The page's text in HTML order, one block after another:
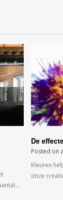
De
Posted on
Kleuren
onze